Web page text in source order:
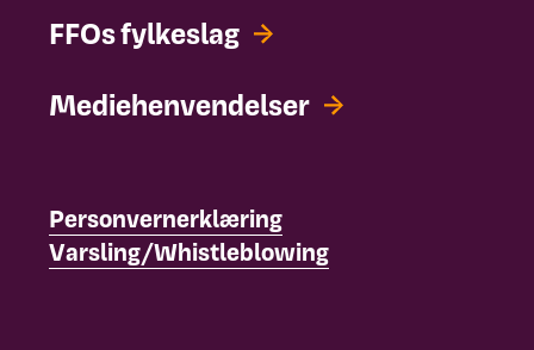
FFOs fylkeslag
Mediehenvendelser
Personvernerklæring
Varsling/Whistleblowing